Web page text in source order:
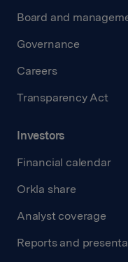
Board and
Governance
Careers
Transparency Act
Investors
Financial calendar
Orkla share
Analyst coverage
Reports and